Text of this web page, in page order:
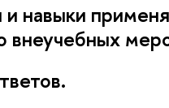
навыки
внеучебных